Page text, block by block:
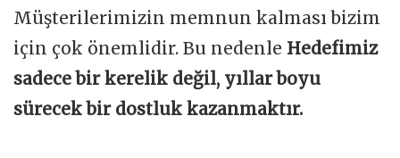
Müşterilerimizin memnun kalması bizim
için çok önemlidir. Bu nedenle Hedefimiz
sadece bir kerelik değil, yıllar boyu
sürecek bir dostluk kazanmaktır.